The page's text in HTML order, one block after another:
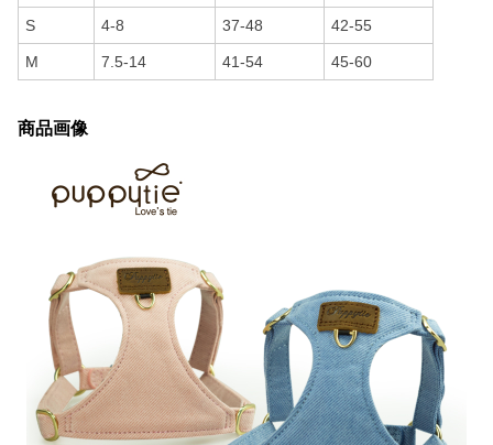
S 4-8 37-48 42-55
M 7.5-14 41-54 45-60
商品画像